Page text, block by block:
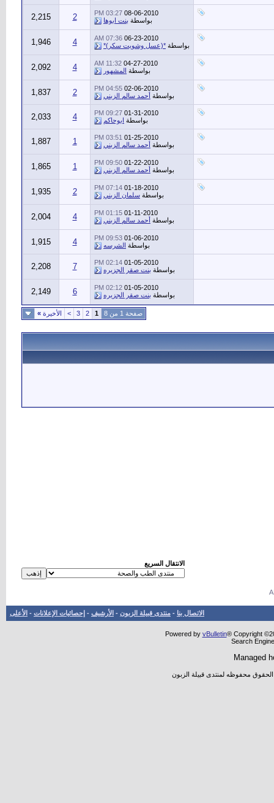
08-06-2010
03:27 PM
بواسطة بنت ابوها 2
2,215
06-23-2010
07:36 AM
بواسطة *(عسل وشويت سكر)* 4
1,946
04-27-2010
11:32 AM
بواسطة المشهور 4
2,092
02-06-2010
04:55 PM
بواسطة أحمد سالم الزبني 2
1,837
01-31-2010
09:27 PM
بواسطة ابوحاكم 4
2,033
01-25-2010
03:51 PM
بواسطة أحمد سالم الزبني 1
1,887
01-22-2010
09:50 PM
بواسطة أحمد سالم الزبني 1
1,865
01-18-2010
07:14 PM
بواسطة سلمان الزبني 2
1,935
01-11-2010
01:15 PM
بواسطة أحمد سالم الزبني 4
2,004
01-06-2010
09:53 PM
بواسطة الشرسه 4
1,915
01-05-2010
02:14 PM
بواسطة بنت صقر الجزيره 7
2,208
01-05-2010
02:12 PM
بواسطة بنت صقر الجزيره 6
2,149
صفحة 1 من 8 1
2
3
> الأخيرة »
الانتقال السريع
الاتصال بنا - منتدى قبيلة الزبون - الأرشيف - إحصائيات الإعلانات - الأعلى
Powered by vBulletin® Copyright
Search
Managed
الحقوق محفوظه لمنتدى قبيلة الزبون